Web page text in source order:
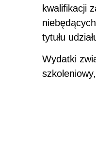
kwalifikacji
tytułu
Wydatki